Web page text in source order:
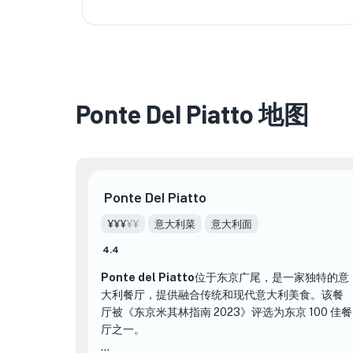
Ponte Del Piatto 地图
Ponte Del Piatto
¥¥¥¥¥ 意大利菜 意大利面
4.4
Ponte del Piatto位于东京广尾， 是一家独特的意
大利餐厅，提供融合传统和现代意大利美食。该餐
厅被《东京米其林指南 2023》评选为东京 100 佳餐
厅之一。